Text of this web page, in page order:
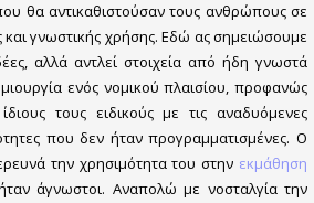
θα αντικαθιστούσαν τους ανθρώπους σε
και γνωστικής χρήσης. Εδώ ας σημειώσουμε
αλλά αντλεί στοιχεία από ήδη γνωστά
ενός νομικού πλαισίου, προφανώς
τους ειδικούς με τις αναδυόμενες
που δεν ήταν προγραμματισμένες. Ο
την χρησιμότητα του στην εκμάθηση
άγνωστοι. Αναπολώ με νοσταλγία την